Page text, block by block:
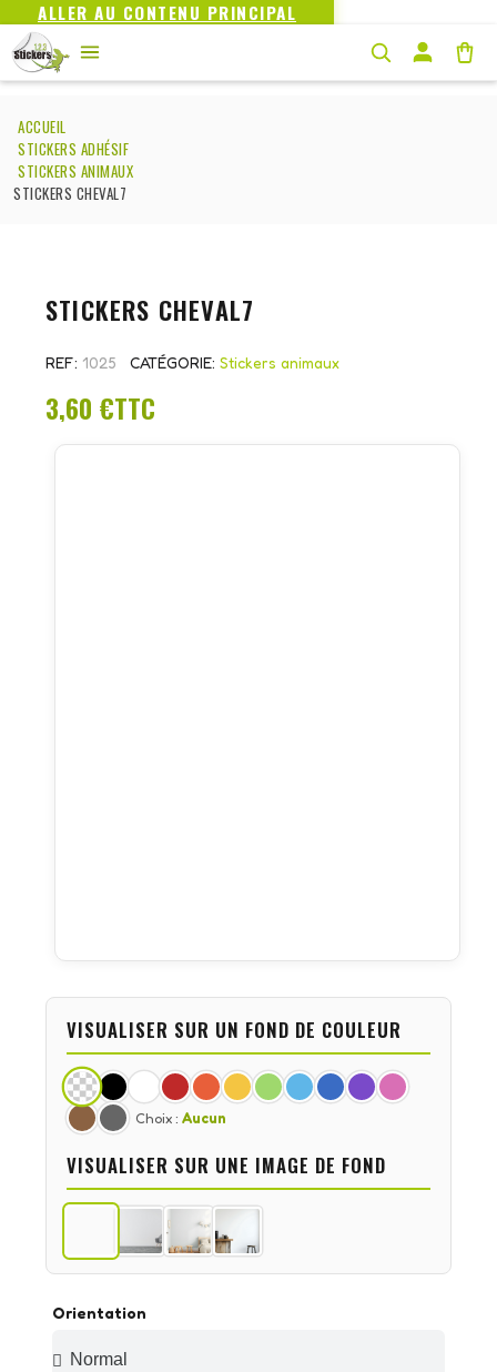
ALLER AU CONTENU PRINCIPAL
ACCUEIL
STICKERS ADHÉSIF
STICKERS ANIMAUX
STICKERS CHEVAL7
STICKERS CHEVAL7
REF 1025 CATÉGORIE Stickers animaux
3,60 €TTC
Orientation
VISUALISER SUR UN FOND DE COULEUR
Choix : Aucun
VISUALISER SUR UNE IMAGE DE FOND